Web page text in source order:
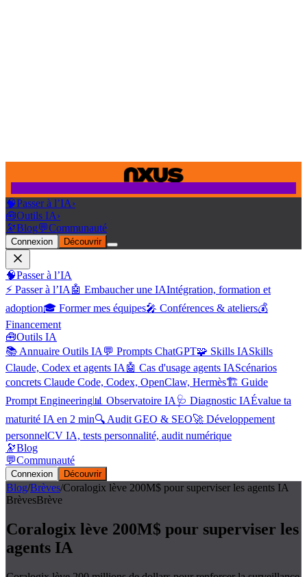
🧠Passer à l’IA›
🧰Outils IA›
🔭Blog💬Communauté
Connexion Découvrir
🧠Passer à l’IA
⚡ Passer à l’IA 🤖 Embaucher une IAIntégration, formation et
adoption🎓 Former mes équipes🎤 Conférences & ateliers💰
Financement
🧰Outils IA
📚 Annuaire Outils IA 💬 Prompts ChatGPT🧩 Skills IASkills
Claude, Codex et agents IA 🤖 Cas d'usage agents IAScénarios
concrets Claude Code, Codex, OpenClaw, Hermès🏗️ Guide
Prompt Engineering📊 Observatoire IA 🩺 Diagnostic IAÉvalue ta
maturité IA en 2 min🔍 Audit GEO & SEO🚀 Développement
personnelCV IA, tests personnalité, audit numérique
🔭Blog
💬Communauté
Connexion Découvrir
Blog/Brèves/Coralogix lève 200M$ pour superviser les agents IA
BrèvesBrève
Coralogix lève 200M$ pour superviser les
agents IA